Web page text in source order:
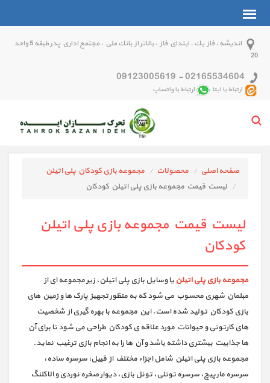
انديشه ، فاز يك ، ابتداي فاز ، بالاتر از بانك ملي ، مجتمع اداري پدر طبقه 5 واحد
20
02165534604
-
09123005619
ارتباط با ایتا ارتباط با واتساپ
صفحه اصلی محصولات
مجموعه بازی کودکان پلی اتیلن
لیست قیمت مجموعه بازی پلی اتیلن کودکان
لیست قیمت مجموعه بازی پلی اتیلن
کودکان
مجموعه بازی پلی اتیلن یا وسایل بازی پلی اتیلن، زیر مجموعه ای از
مبلمان شهری محسوب می شود که به منظور تجهیز پارک ها و زمین های
بازی کودکان تولید شده است. این مجموعه با بهره گیری از شخصیت
های کارتونی و حیوانات مورد علاقه ی کودکان طراحی می شود تا برای آن
ها جذابیت بیشتری داشته باشد و آن ها را به انجام بازی ترغیب نماید.
مجموعه بازی پلی اتیلن شامل اجزاء مختلف از قبیل: سرسره ساده،
سرسره مارپیچ، سرسره تونلی، تونل بازی، دیوار صخره نوردی و الاکلنگ